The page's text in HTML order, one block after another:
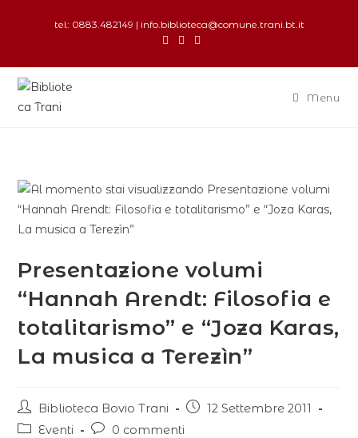
tel: 0883.482149 | info.biblioteca@comune.trani.bt.it
Menu
Presentazione volumi
“Hannah Arendt: Filosofia e
totalitarismo” e “Joza Karas,
La musica a Terezìn”
Biblioteca Bovio Trani
12 Settembre 2011
Eventi
0 commenti